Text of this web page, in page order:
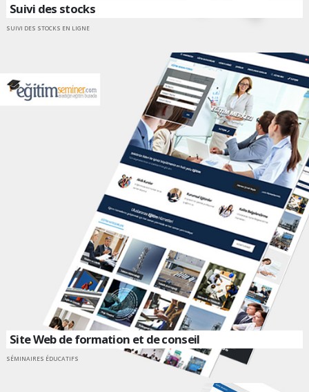
Suivi des stocks
SUIVI DES STOCKS EN LIGNE
Site Web de formation et de conseil
SÉMINAIRES ÉDUCATIFS